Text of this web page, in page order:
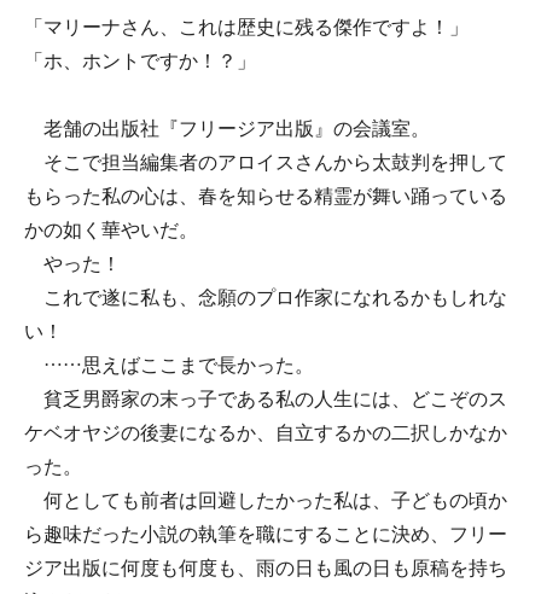
「マリーナさん、これは歴史に残る傑作ですよ！」
「ホ、ホントですか！？」
老舗の出版社『フリージア出版』の会議室。
そこで担当編集者のアロイスさんから太鼓判を押して
もらった私の心は、春を知らせる精霊が舞い踊っている
かの如く華やいだ。
やった！
これで遂に私も、念願のプロ作家になれるかもしれな
い！
……思えばここまで長かった。
貧乏男爵家の末っ子である私の人生には、どこぞのス
ケベオヤジの後妻になるか、自立するかの二択しかなか
った。
何としても前者は回避したかった私は、子どもの頃か
ら趣味だった小説の執筆を職にすることに決め、フリー
ジア出版に何度も何度も、雨の日も風の日も原稿を持ち